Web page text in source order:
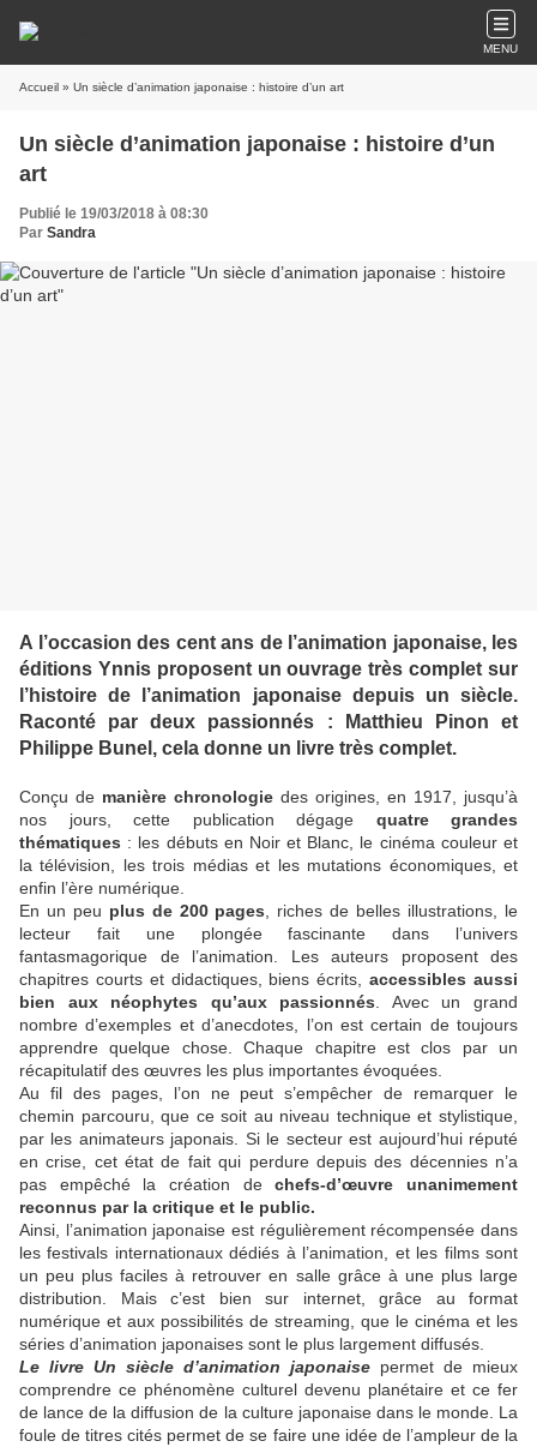
MENU
Accueil » Un siècle d’animation japonaise : histoire d’un art
Un siècle d’animation japonaise : histoire d’un
art
Publié le 19/03/2018 à 08:30
Par Sandra
A l’occasion des cent ans de l’animation japonaise, les
éditions Ynnis proposent un ouvrage très complet sur
l’histoire de l’animation japonaise depuis un siècle.
Raconté par deux passionnés : Matthieu Pinon et
Philippe Bunel, cela donne un livre très complet.
Conçu de manière chronologie des origines, en 1917, jusqu’à
nos jours, cette publication dégage quatre grandes
thématiques : les débuts en Noir et Blanc, le cinéma couleur et
la télévision, les trois médias et les mutations économiques, et
enfin l’ère numérique.
En un peu plus de 200 pages , riches de belles illustrations, le
lecteur fait une plongée fascinante dans l’univers
fantasmagorique de l’animation. Les auteurs proposent des
chapitres courts et didactiques, biens écrits,accessibles aussi
bien aux néophytes qu’aux passionnés . Avec un grand
nombre d’exemples et d’anecdotes, l’on est certain de toujours
apprendre quelque chose. Chaque chapitre est clos par un
récapitulatif des œuvres les plus importantes évoquées.
Au fil des pages, l’on ne peut s’empêcher de remarquer le
chemin parcouru, que ce soit au niveau technique et stylistique,
par les animateurs japonais. Si le secteur est aujourd’hui réputé
en crise, cet état de fait qui perdure depuis des décennies n’a
pas empêché la création dechefs-d’œuvre unanimement
reconnus par la critique et le public.
Ainsi, l’animation japonaise est régulièrement récompensée dans
les festivals internationaux dédiés à l’animation, et les films sont
un peu plus faciles à retrouver en salle grâce à une plus large
distribution. Mais c’est bien sur internet, grâce au format
numérique et aux possibilités de streaming, que le cinéma et les
séries d’animation japonaises sont le plus largement diffusés.
Le livre Un siècle d’animation japonaise permet de mieux
comprendre ce phénomène culturel devenu planétaire et ce fer
de lance de la diffusion de la culture japonaise dans le monde. La
foule de titres cités permet de se faire une idée de l’ampleur de la